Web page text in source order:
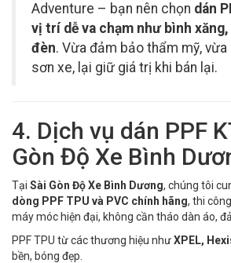
Adventure – bạn nên chọn dán
vị trí dễ va chạm như bình
đèn. Vừa đảm bảo thẩm mỹ,
sơn xe, lại giữ giá trị khi bán lại.
4. Dịch vụ dán PPF
Gòn Độ Xe Bình
Tại Sài Gòn Độ Xe Bình Dương, chúng tôi
dòng PPF TPU và PVC chính hãng, thi
máy móc hiện đại, không cần tháo dàn áo,
PPF TPU từ các thương hiệu nhưXPEL,
bền, bóng đẹp.